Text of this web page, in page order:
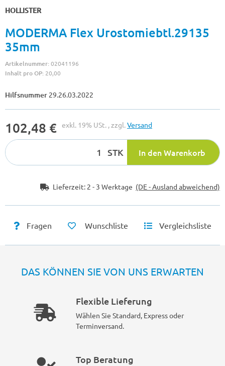
HOLLISTER
MODERMA Flex Urostomiebtl.29135
35mm
Artikelnummer:02041196
Inhalt pro OP: 20,00
Hilfsnummer 29.26.03.2022
102,48 € exkl. 19% USt. , zzgl.Versand
STK In den Warenkorb
Lieferzeit: 2 - 3 Werktage (DE - Ausland abweichend)
Fragen Wunschliste Vergleichsliste
DAS KÖNNEN SIE VON UNS ERWARTEN
Flexible Lieferung
Wählen Sie Standard, Express oder
Terminversand.
Top Beratung